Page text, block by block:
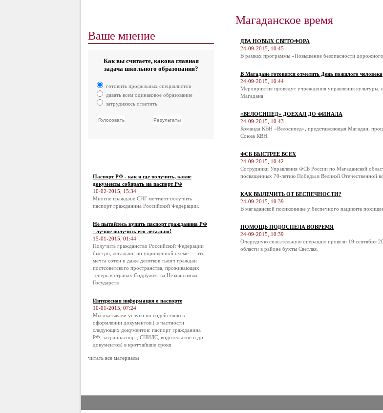
Ваше мнение
Как вы считаете, какова главная
задача школьного образования?
готовить профильных специалистов
давать всем одинаковое образование
затрудняюсь ответить
Паспорт РФ - как и где получить, какие
документы собирать на паспорт РФ
10-02-2015, 15:34
Многие граждане СНГ мечтают получить
паспорт гражданина Российской Федерации.
Не пытайтесь купить паспорт гражданина РФ
- лучше получить его легально!
15-01-2015, 01:44
Получить гражданство Российской Федерации
быстро, легально, по упрощённой схеме — это
мечта сотен и даже десятков тысяч граждан
постсоветского пространства, проживающих
теперь в странах Содружества Независимых
Государств
Интересная информация о паспорте
10-01-2015, 07:24
Мы оказываем услуги по содействию в
оформлении документов ( в частности
следующих документов: паспорт гражданина
РФ, загранпаспорт, СНИЛС, водительское и др.
документов) в кротчайшие сроки
читать все материалы
Магаданское время
ДВА НОВЫХ СВЕТОФОРА
24-09-2015, 10:45
В рамках программы «Повышение безопасности
В Магадане готовятся отметить День пожилого человека
24-09-2015, 10:44
Мероприятия проведут учреждения управления
Магадана.
«ВЕЛОСИПЕД» ДОЕХАЛ ДО ФИНАЛА
24-09-2015, 10:43
Команда КВН «Велосипед», представляющая Магадан,
Союза КВН.
ФСБ БЫСТРЕЕ ВСЕХ
24-09-2015, 10:42
Сотрудники Управления ФСБ России по Магаданской
посвященных 70-летию Победы в Великой Отечественной
КАК ВЫЛЕЧИТЬ ОТ БЕСПЕЧНОСТИ?
24-09-2015, 10:39
В магаданской поликлинике у беспечного пациента
ПОМОЩЬ ПОДОСПЕЛА ВОВРЕМЯ
24-09-2015, 10:39
Очередную спасательную операцию провели 19 сентября
области в районе бухты Светлая.